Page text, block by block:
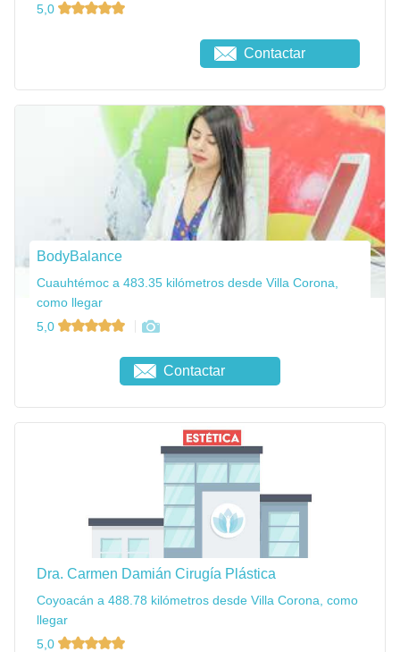
5,0
Contactar
BodyBalance
Cuauhtémoc a 483.35 kilómetros desde Villa Corona,
como llegar
5,0
Contactar
Dra. Carmen Damián Cirugía Plástica
Coyoacán a 488.78 kilómetros desde Villa Corona, como
llegar
5,0